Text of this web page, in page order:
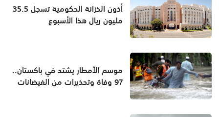
أذون الخزانة الحكومية تسجل 35.5
مليون ريال هذا الأسبوع
موسم الأمطار يشتد في باكستان..
97 وفاة وتحذيرات من الفيضانات